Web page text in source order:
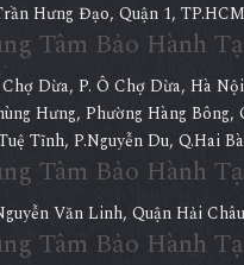
Hưng Đạo, Quận 1,
Tâm Bảo Hành
Dừa, P. Ô Chợ Dừa, Hà
Hưng, Phường Hàng Bông,
Tĩnh, P.Nguyễn Du, Q.Hai
Tâm Bảo Hành
Văn Linh, Quận Hải
Tâm Bảo Hành